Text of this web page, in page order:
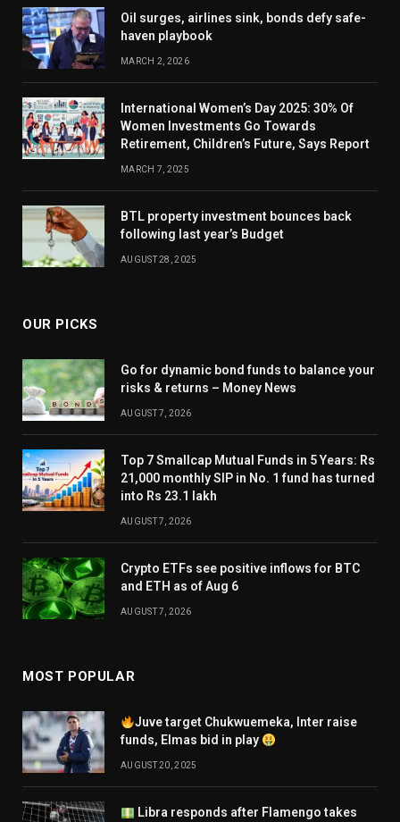
Oil surges, airlines sink, bonds defy safe-
haven playbook
MARCH 2, 2026
International Women’s Day 2025: 30% Of
Women Investments Go Towards
Retirement, Children’s Future, Says Report
MARCH 7, 2025
BTL property investment bounces back
following last year’s Budget
AUGUST 28, 2025
OUR PICKS
Go for dynamic bond funds to balance your
risks & returns – Money News
AUGUST 7, 2026
Top 7 Smallcap Mutual Funds in 5 Years: Rs
21,000 monthly SIP in No. 1 fund has turned
into Rs 23.1 lakh
AUGUST 7, 2026
Crypto ETFs see positive inflows for BTC
and ETH as of Aug 6
AUGUST 7, 2026
MOST POPULAR
Juve target Chukwuemeka, Inter raise
funds, Elmas bid in play
AUGUST 20, 2025
Libra responds after Flamengo takes